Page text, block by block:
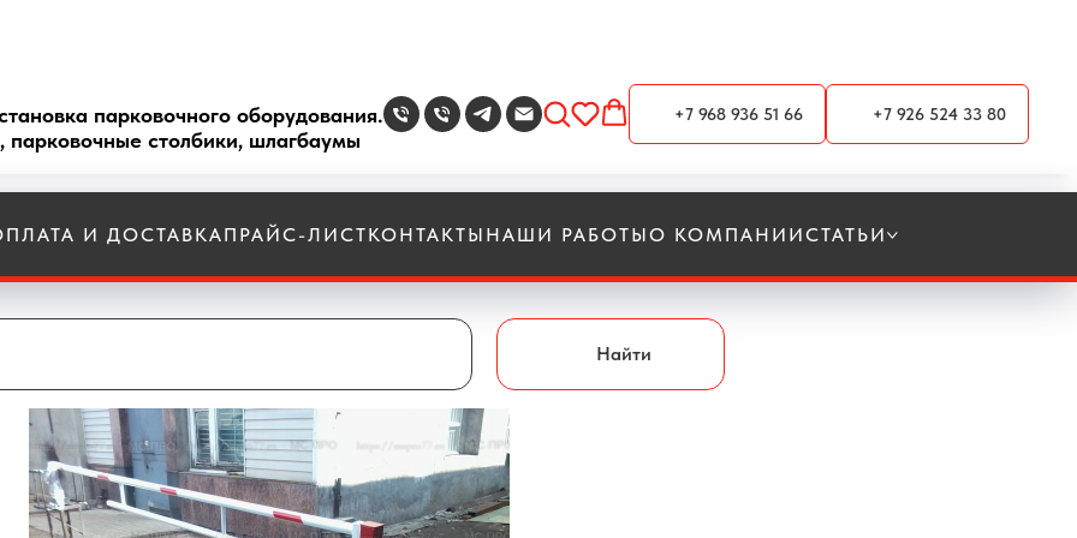
парковочного оборудования.
парковочные столбики, шлагбаумы
+7 968 936 51 66 +7 926 524 33 80
И ДОСТАВКАПРАЙС-ЛИСТКОНТАКТЫ НАШИ РАБОТЫО КОМПАНИИСТАТЬИ
Найти